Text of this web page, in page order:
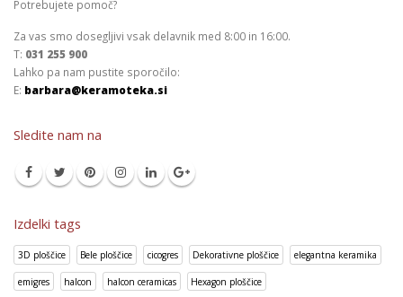
Potrebujete pomoč?
Za vas smo dosegljivi vsak delavnik med 8:00 in 16:00.
T: 031 255 900
Lahko pa nam pustite sporočilo:
E: barbara@keramoteka.si
Sledite nam na
Izdelki tags
3D ploščice Bele ploščice cicogres Dekorativne ploščice elegantna keramika
emigres halcon halcon ceramicas Hexagon ploščice